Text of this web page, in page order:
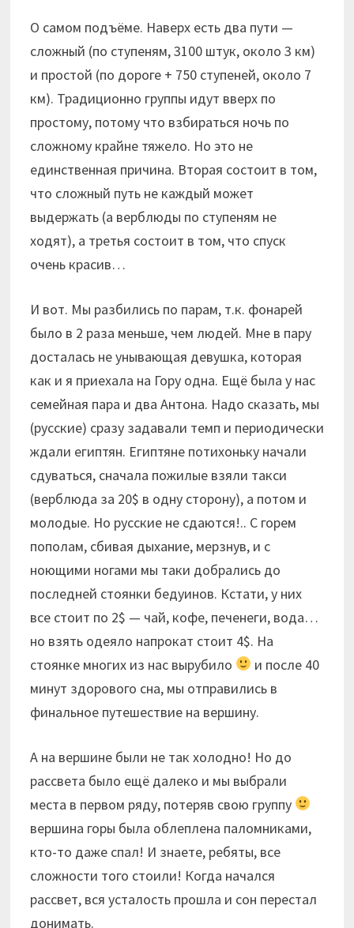
О самом подъёме. Наверх есть два пути —
сложный (по ступеням, 3100 штук, около 3 км)
и простой (по дороге + 750 ступеней, около 7
км). Традиционно группы идут вверх по
простому, потому что взбираться ночь по
сложному крайне тяжело. Но это не
единственная причина. Вторая состоит в том,
что сложный путь не каждый может
выдержать (а верблюды по ступеням не
ходят), а третья состоит в том, что спуск
очень красив…
И вот. Мы разбились по парам, т.к. фонарей
было в 2 раза меньше, чем людей. Мне в пару
досталась не унывающая девушка, которая
как и я приехала на Гору одна. Ещё была у нас
семейная пара и два Антона. Надо сказать, мы
(русские) сразу задавали темп и периодически
ждали египтян. Египтяне потихоньку начали
сдуваться, сначала пожилые взяли такси
(верблюда за 20$ в одну сторону), а потом и
молодые. Но русские не сдаются!.. С горем
пополам, сбивая дыхание, мерзнув, и с
ноющими ногами мы таки добрались до
последней стоянки бедуинов. Кстати, у них
все стоит по 2$ — чай, кофе, печенеги, вода…
но взять одеяло напрокат стоит 4$. На
стоянке многих из нас вырубило
и после 40
минут здорового сна, мы отправились в
финальное путешествие на вершину.
А на вершине были не так холодно! Но до
рассвета было ещё далеко и мы выбрали
места в первом ряду, потеряв свою группу
вершина горы была облеплена паломниками,
кто-то даже спал! И знаете, ребяты, все
сложности того стоили! Когда начался
рассвет, вся усталость прошла и сон перестал
донимать.